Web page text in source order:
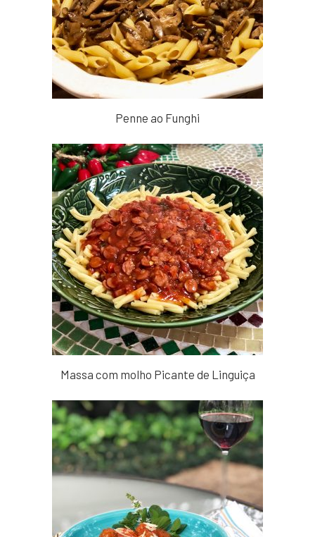
Penne ao Funghi
Massa com molho Picante de Linguiça